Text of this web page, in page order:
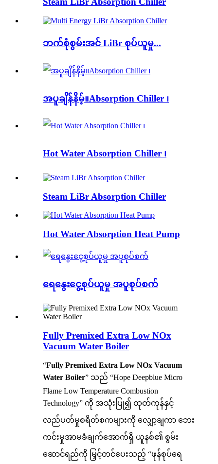
ဘက်စုံစွမ်းအင် LiBr စုပ်ယူမှု...
အပူချိန်နိမ့်။Absorption Chiller ၊
Hot Water Absorption Chiller ၊
Steam LiBr Absorption Chiller
Hot Water Absorption Heat Pump
ရေနွေးငွေ့စုပ်ယူမှု အပူစုပ်စက်
Fully Premixed Extra Low NOx
Vacuum Water Boiler
“Fully Premixed Extra Low NOx Vacuum
Water Boiler” သည် “Hope Deepblue Micro
Flame Low Temperature Combustion
Technology” ကို အသုံးပြု၍ ထုတ်ကုန်နှင့်
လည်ပတ်မှုစရိတ်စကများကို လျှော့ချကာ ဘေး
ကင်းမှုအာမခံချက်အောက်ရှိ ယူနစ်၏ စွမ်း
ဆောင်ရည်ကို မြှင့်တင်ပေးသည့် “ဖုန်စုပ်ရေ